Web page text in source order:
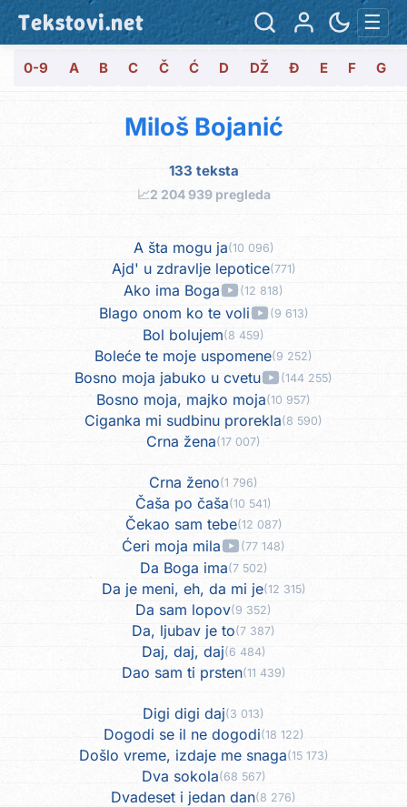
Tekstovi.net ☰
0-9 A B C Č Ć D DŽ Đ E F G
Miloš Bojanić
133 teksta
📈2 204 939 pregleda
A šta mogu ja(10 096)
Ajd' u zdravlje lepotice(771)
Ako ima Boga (12 818)
Blago onom ko te voli (9 613)
Bol bolujem(8 459)
Boleće te moje uspomene(9 252)
Bosno moja jabuko u cvetu (144 255)
Bosno moja, majko moja(10 957)
Ciganka mi sudbinu prorekla(8 590)
Crna žena(17 007)
Crna ženo(1 796)
Čaša po čaša(10 541)
Čekao sam tebe(12 087)
Ćeri moja mila (77 148)
Da Boga ima(7 502)
Da je meni, eh, da mi je(12 315)
Da sam lopov(9 352)
Da, ljubav je to(7 387)
Daj, daj, daj(6 484)
Dao sam ti prsten(11 439)
Digi digi daj(3 013)
Dogodi se il ne dogodi(18 122)
Došlo vreme, izdaje me snaga(15 173)
Dva sokola(68 567)
Dvadeset i jedan dan(8 276)